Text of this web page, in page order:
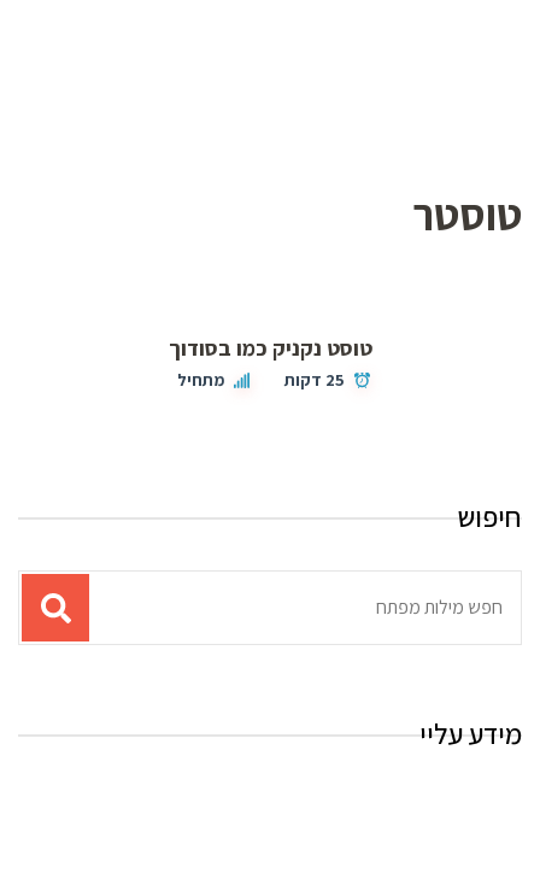
טוסטר
טוסט נקניק כמו בסודוך
25 דקות מתחיל
חיפוש
מידע עליי